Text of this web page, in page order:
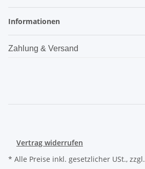
Informationen
Zahlung & Versand
Vertrag widerrufen
* Alle Preise inkl. gesetzlicher USt., zzgl.